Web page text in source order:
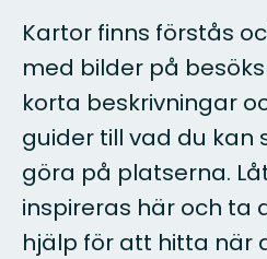
Kartor finns förstås
med bilder på
korta beskrivningar
guider till vad du kan
göra på platserna.
inspireras här och ta
hjälp för att hitta när